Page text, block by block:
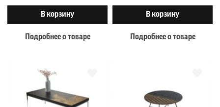
В корзину
Подробнее о товаре
В корзину
Подробнее о товаре